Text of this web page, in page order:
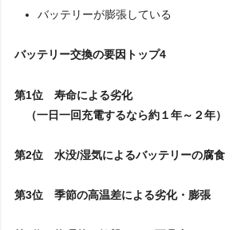
バッテリーが膨張している
バッテリー交換の要因トップ4
第1位 寿命による劣化
（一日一回充電するなら約１年～２年）
第2位 水没/湿気によるバッテリーの腐食
第3位 季節の高温差による劣化・膨張